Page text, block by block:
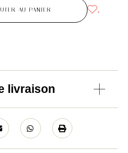
AU PANIER .
livraison